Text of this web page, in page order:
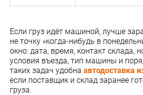
Если груз идёт машиной, лучше
не точку «когда-нибудь в
окно: дата, время, контакт склада,
условия въезда, тип машины и
таких задач удобна автодоставка
если поставщик и склад заранее
груза.